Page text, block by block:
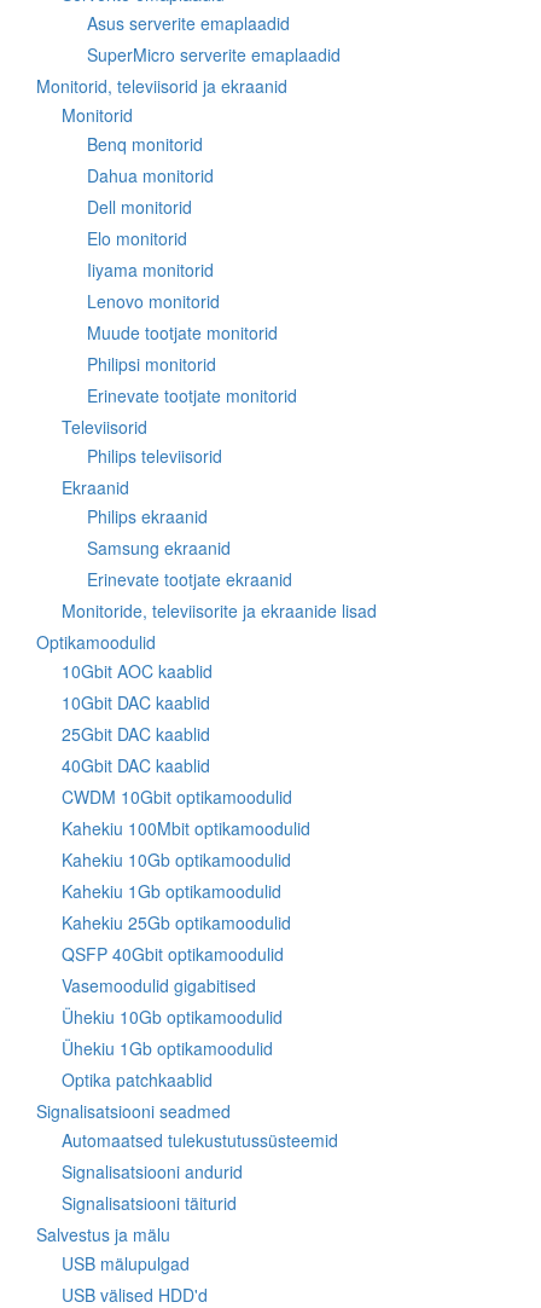
Asus serverite emaplaadid
SuperMicro serverite emaplaadid
Monitorid, televiisorid ja ekraanid
Monitorid
Benq monitorid
Dahua monitorid
Dell monitorid
Elo monitorid
Iiyama monitorid
Lenovo monitorid
Muude tootjate monitorid
Philipsi monitorid
Erinevate tootjate monitorid
Televiisorid
Philips televiisorid
Ekraanid
Philips ekraanid
Samsung ekraanid
Erinevate tootjate ekraanid
Monitoride, televiisorite ja ekraanide lisad
Optikamoodulid
10Gbit AOC kaablid
10Gbit DAC kaablid
25Gbit DAC kaablid
40Gbit DAC kaablid
CWDM 10Gbit optikamoodulid
Kahekiu 100Mbit optikamoodulid
Kahekiu 10Gb optikamoodulid
Kahekiu 1Gb optikamoodulid
Kahekiu 25Gb optikamoodulid
QSFP 40Gbit optikamoodulid
Vasemoodulid gigabitised
Ühekiu 10Gb optikamoodulid
Ühekiu 1Gb optikamoodulid
Optika patchkaablid
Signalisatsiooni seadmed
Automaatsed tulekustutussüsteemid
Signalisatsiooni andurid
Signalisatsiooni täiturid
Salvestus ja mälu
USB mälupulgad
USB välised HDD'd